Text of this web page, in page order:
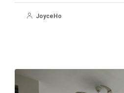
JoyceHo